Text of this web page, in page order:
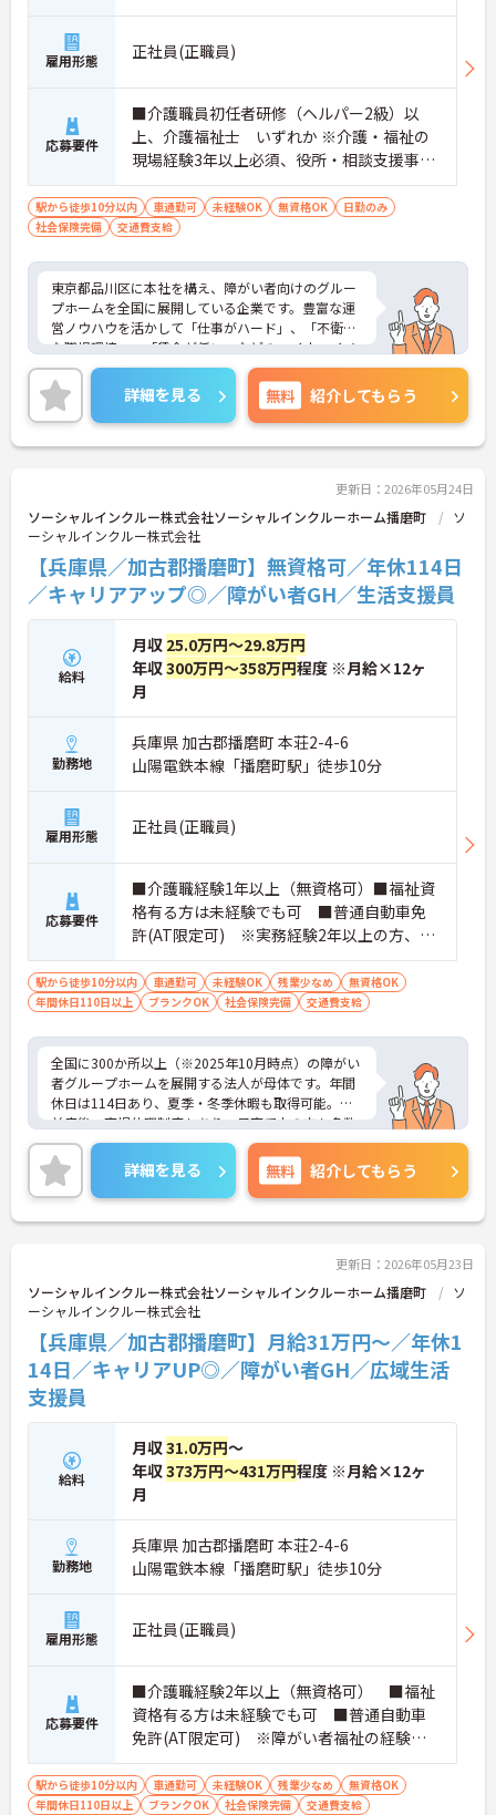
雇用形態 正社員(正職員)
応募要件
■介護職員初任者研修（ヘルパー2級）以
上、介護福祉士 いずれか ※介護・福祉の
現場経験3年以上必須、役所・相談支援事業
所・病院・ケアマネ等への営業経験者歓迎
■普通自動車免許
駅から徒歩10分以内 車通勤可 未経験OK 無資格OK
日勤のみ
社会保険完備
交通費支給
東京都品川区に本社を構え、障がい者向けのグルー
プホームを全国に展開している企業です。豊富な運
営ノウハウを活かして「仕事がハード」、「不衛生
な職場環境」、「賃金が低い」などのマイナスイメ
ージを払拭した新しくてキレイなグループホームを
運営しています。充実した福利厚生も魅力の1つで、
安心して長くご就業していただけます。ご興味のあ
る方には、面接対策ポイントなど、さらに詳細をお
話しいたしますので、お気軽にご相談ください。
詳細を見る 無料 紹介してもらう
更新日：2026年05月24日
ソーシャルインクルー株式会社ソーシャルインクルーホーム播磨町
ソ
ーシャルインクルー株式会社
【兵庫県／加古郡播磨町】無資格可／年休114日
／キャリアアップ◎／障がい者GH／生活支援員
給料
月収 25.0万円～29.8万円
年収300万円～358万円程度 ※月給×12ヶ
月
勤務地
兵庫県 加古郡播磨町 本荘2-4-6
山陽電鉄本線「播磨町駅」徒歩10分
雇用形態 正社員(正職員)
応募要件
■介護職経験1年以上（無資格可）■福祉資
格有る方は未経験でも可 ■普通自動車免
許(AT限定可) ※実務経験2年以上の方、障
がい者福祉に関する経験をお持ちの方大歓
迎
駅から徒歩10分以内 車通勤可 未経験OK 残業少なめ
無資格OK
年間休日110日以上
ブランクOK 社会保険完備 交通費支給
全国に300か所以上（※2025年10月時点）の障がい
者グループホームを展開する法人が母体です。年間
休日は114日あり、夏季・冬季休暇も取得可能。産
前産後・育児休暇制度もあり、子育て中の方も多数
活躍中で、ワークライフバランスを大切にしながら
働ける環境が整っています。研修制度や外部勉強会
の受講支援もあり、スキルアップもしっかりサポー
ト。将来的には管理者やエリアマネージャーへのキ
ャリアアップも目指せます。20代から60代まで幅広
の職場です。介護経験を活かしたい方、福祉の資格
をお持ちの方、安定した法人でキャリアを築きたい
方におすすめです。
★おすすめPOINT★
・生活支援員からスタートし、サービス管理責任者
やエリアマネージャーへと続く明確なステップアッ
プの道筋が用意されています。急成長中の企業であ
るためポストも豊富にあり、専門性を高めながらマ
ネジメント職への挑戦も視野に入れていただけま
す。
・年間休日114日、残業月平均10時間程度という就
業環境に加え、産前産後休暇や育児休暇制度がしっ
かりと整備されています。オンとオフの切り替えを
明確にし、心身ともに充実した状態で長くご活躍い
ただけます。
・グループホーム一棟あたりの入居者様20名定員を
常時2～4名のスタッフで支援、国基準を上回る人員
配置や夜間複数名体制が敷かれているため、業務に
追われることなくご利用者様のペースに合わせたサ
ご自身の理想とする福祉を実践できる環境が整って
います。
詳細を見る 無料 紹介してもらう
更新日：2026年05月23日
ソーシャルインクルー株式会社ソーシャルインクルーホーム播磨町
ソ
ーシャルインクルー株式会社
【兵庫県／加古郡播磨町】月給31万円～／年休1
14日／キャリアUP◎／障がい者GH／広域生活
支援員
給料
月収31.0万円～
年収373万円～431万円程度 ※月給×12ヶ
月
勤務地
兵庫県 加古郡播磨町 本荘2-4-6
山陽電鉄本線「播磨町駅」徒歩10分
雇用形態 正社員(正職員)
応募要件
■介護職経験2年以上（無資格可） ■福祉
資格有る方は未経験でも可 ■普通自動車
免許(AT限定可) ※障がい者福祉の経験は
不問です。※実務経験2年以上の方、障がい
者福祉に関する経験をお持ちの方大歓迎
駅から徒歩10分以内 車通勤可 未経験OK 残業少なめ
無資格OK
年間休日110日以上
ブランクOK 社会保険完備 交通費支給